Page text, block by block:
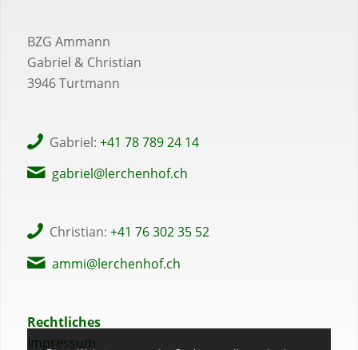
BZG Ammann
Gabriel & Christian
3946 Turtmann
Gabriel: +41 78 789 24 14
gabriel@lerchenhof.ch
Christian: +41 76 302 35 52
ammi@lerchenhof.ch
Rechtliches
Impressum